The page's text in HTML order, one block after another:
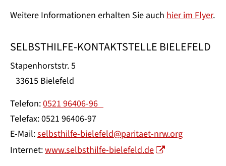
Weitere Informationen erhalten Sie auch hier im Flyer.
SELBSTHILFE-KONTAKTSTELLE BIELEFELD
Stapenhorststr. 5
33615 Bielefeld
Telefon:0521 96406-96
Telefax: 0521 96406-97
E-Mail:selbsthilfe-bielefeld@paritaet-nrw.org
Internet:www.selbsthilfe-bielefeld.de